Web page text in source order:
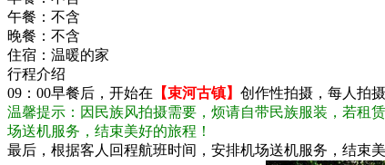
午餐： 不含
晚餐： 不含
住宿： 温暖的家
行程介绍
09：00早餐后，开始在 【束河古镇】 创作性拍摄，每人拍
温馨提示：因民族风拍摄需要，烦请自带民族服装，若租
场送机服务，结束美好的旅程！
最后，根据客人回程航班时间，安排机场送机服务，结束美